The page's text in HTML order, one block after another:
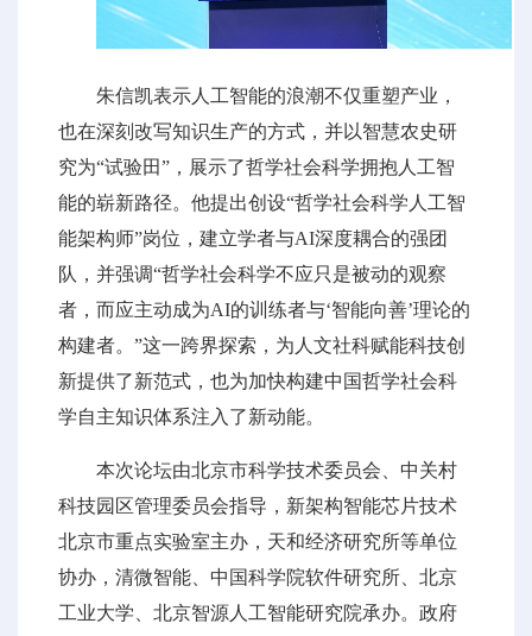
朱信凯表示人工智能的浪潮不仅重塑产业，
也在深刻改写知识生产的方式，并以智慧农史研
究为“试验田”，展示了哲学社会科学拥抱人工智
能的崭新路径。他提出创设“哲学社会科学人工智
能架构师”岗位，建立学者与AI深度耦合的强团
队，并强调“哲学社会科学不应只是被动的观察
者，而应主动成为AI的训练者与‘智能向善’理论的
构建者。”这一跨界探索，为人文社科赋能科技创
新提供了新范式，也为加快构建中国哲学社会科
学自主知识体系注入了新动能。
本次论坛由北京市科学技术委员会、中关村
科技园区管理委员会指导，新架构智能芯片技术
北京市重点实验室主办，天和经济研究所等单位
协办，清微智能、中国科学院软件研究所、北京
工业大学、北京智源人工智能研究院承办。政府